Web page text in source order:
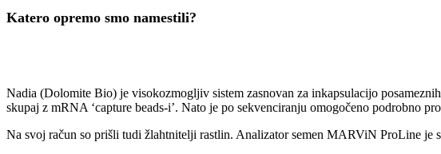
Katero opremo smo namestili?
Nadia (Dolomite Bio) je visokozmogljiv sistem zasnovan za inkapsulacijo
skupaj z mRNA ‘capture beads-i’. Nato je po sekvenciranju omogočeno podrobno
Na svoj račun so prišli tudi žlahtnitelji rastlin. Analizator semen MARViN ProLine je